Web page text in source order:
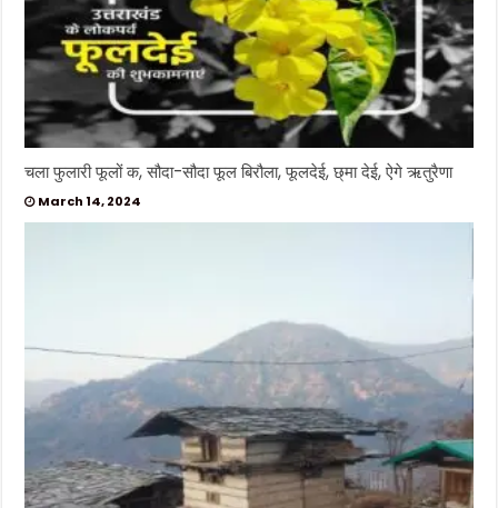
चला फुलारी फूलों क, सौदा-सौदा फूल बिरौला, फूलदेई, छ्मा देई, ऐगे ऋतुरैणा
March 14, 2024